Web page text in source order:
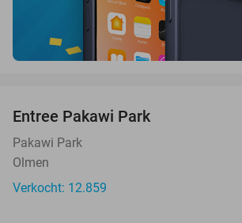
Entree Pakawi Park
Pakawi Park
Olmen
Verkocht: 12.859